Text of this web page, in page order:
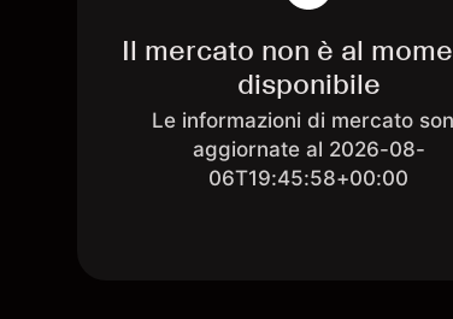
Il mercato non è al
disponibile
Le informazioni di mercato
aggiornate al 2026-08-
06T19:45:58+00:00